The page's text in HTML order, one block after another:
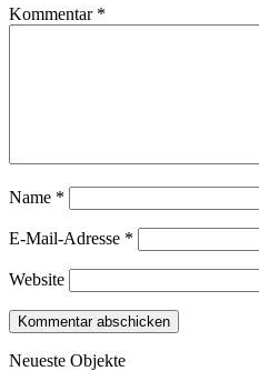
Kommentar *
Name *
E-Mail-Adresse *
Website
Neueste Objekte